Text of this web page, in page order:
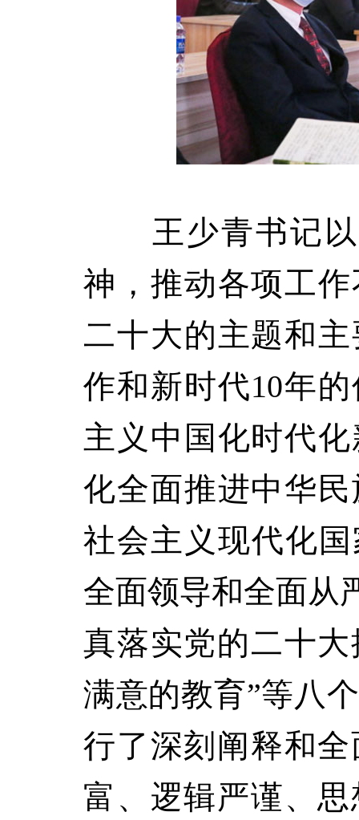
王少青书记以“
神，推动各项工
二十大的主题和
作和新时代10年
主义中国化时代
化全面推进中华
社会主义现代化
全面领导和全面从
真落实党的二十
满意的教育”等八
行了深刻阐释和
富、逻辑严谨、